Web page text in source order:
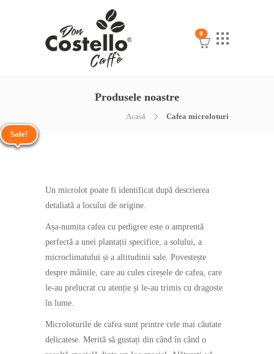
0
Produsele noastre
Acasă Cafea microloturi
Un microlot poate fi identificat după descrierea
detaliată a locului de origine.
Așa-numita cafea cu pedigree este o amprentă
perfectă a unei plantații specifice, a solului, a
microclimatului și a altitudinii sale. Povestește
despre mâinile, care au cules cireșele de cafea, care
le-au prelucrat cu atenție și le-au trimis cu dragoste
în lume.
Microloturile de cafea sunt printre cele mai căutate
delicatese. Merită să gustați din când în când o
Sale!
Sale!
Sale!
Sale!